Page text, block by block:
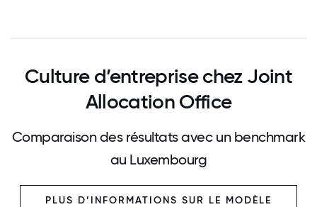
Culture d’entreprise chez Joint
Allocation Office
Comparaison des résultats avec un benchmark
au Luxembourg
PLUS D’INFORMATIONS SUR LE MODÈLE